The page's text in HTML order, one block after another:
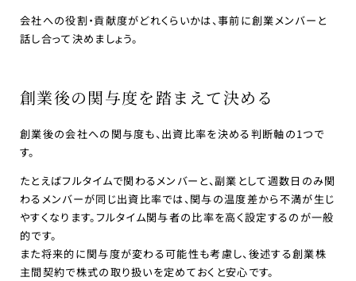
会社への役割・貢献度がどれくらいかは、事前に創業メンバーと
話し合って決めましょう。
創業後の関与度を踏まえて決める
創業後の会社への関与度も、出資比率を決める判断軸の1つで
す。
たとえばフルタイムで関わるメンバーと、副業として週数日のみ関
わるメンバーが同じ出資比率では、関与の温度差から不満が生じ
やすくなります。フルタイム関与者の比率を高く設定するのが一般
的です。
また将来的に関与度が変わる可能性も考慮し、後述する創業株
主間契約で株式の取り扱いを定めておくと安心です。